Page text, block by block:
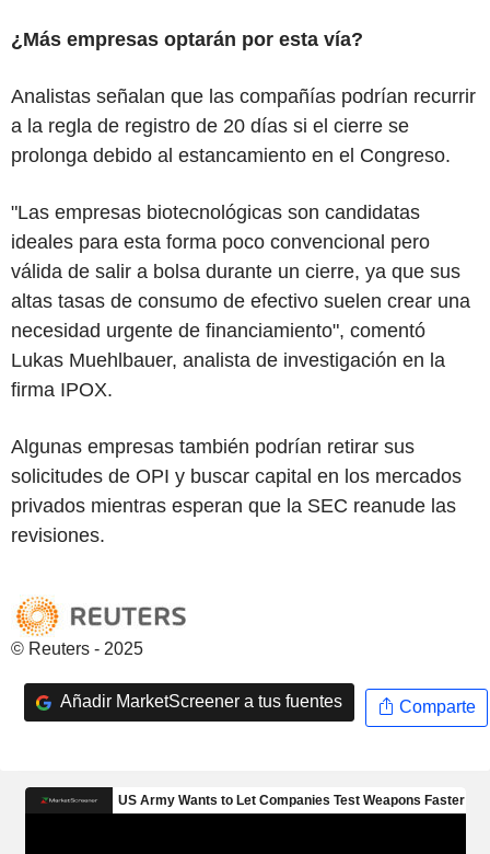
¿Más empresas optarán por esta vía?
Analistas señalan que las compañías podrían recurrir
a la regla de registro de 20 días si el cierre se
prolonga debido al estancamiento en el Congreso.
"Las empresas biotecnológicas son candidatas
ideales para esta forma poco convencional pero
válida de salir a bolsa durante un cierre, ya que sus
altas tasas de consumo de efectivo suelen crear una
necesidad urgente de financiamiento", comentó
Lukas Muehlbauer, analista de investigación en la
firma IPOX.
Algunas empresas también podrían retirar sus
solicitudes de OPI y buscar capital en los mercados
privados mientras esperan que la SEC reanude las
revisiones.
© Reuters - 2025
Añadir MarketScreener a tus fuentes Comparte